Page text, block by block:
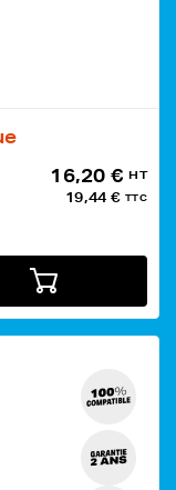
16,20 € HT
19,44 € TTC